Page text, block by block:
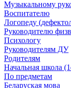
Музыкальному
Воспитателю
Логопеду
Руководителю
Психологу
Руководителям ДУ
Родителям
Начальная школа
По предметам
Беларуская мова